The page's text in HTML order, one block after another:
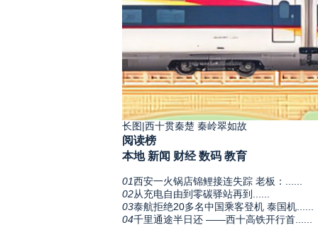
长图|西十贯秦楚 秦岭翠如故
阅读榜
本地 新闻 财经 数码 教育
01西安一火锅店锦鲤接连失踪 老板：......
02从充电自由到零碳驿站再到......
03泰航拒绝20多名中国乘客登机 泰国机......
04千里通途半日还 ——西十高铁开行首......